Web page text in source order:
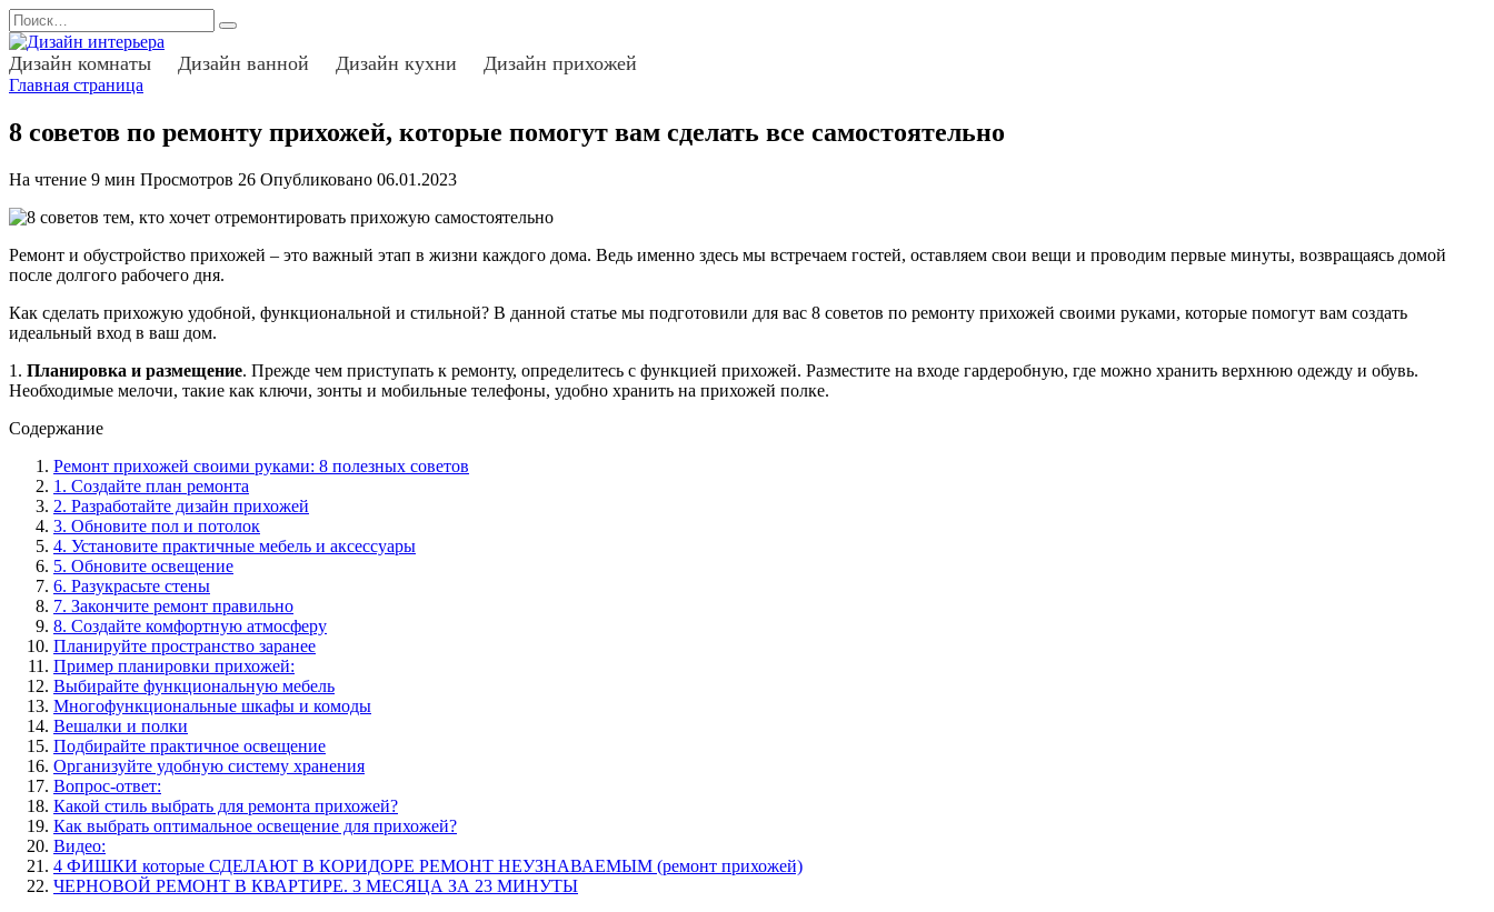
Перейти
к
содержанию
Search
for:
Дизайн комнаты Дизайн ванной Дизайн кухни Дизайн прихожей
Главная страница
8 советов по ремонту прихожей, которые помогут вам сделать все самостоятельно
На чтение 9 мин Просмотров 26 Опубликовано 06.01.2023
Ремонт и обустройство прихожей – это важный этап в жизни каждого дома. Ведь именно здесь мы встречаем гостей, оставляем свои вещи и проводим первые минуты, возвращаясь домой
после долгого рабочего дня.
Как сделать прихожую удобной, функциональной и стильной? В данной статье мы подготовили для вас 8 советов по ремонту прихожей своими руками, которые помогут вам создать
идеальный вход в ваш дом.
1. Планировка и размещение. Прежде чем приступать к ремонту, определитесь с функцией прихожей. Разместите на входе гардеробную, где можно хранить верхнюю одежду и обувь.
Необходимые мелочи, такие как ключи, зонты и мобильные телефоны, удобно хранить на прихожей полке.
Содержание
Ремонт прихожей своими руками: 8 полезных советов
1. Создайте план ремонта
2. Разработайте дизайн прихожей
3. Обновите пол и потолок
4. Установите практичные мебель и аксессуары
5. Обновите освещение
6. Разукрасьте стены
7. Закончите ремонт правильно
8. Создайте комфортную атмосферу
Планируйте пространство заранее
Пример планировки прихожей:
Выбирайте функциональную мебель
Многофункциональные шкафы и комоды
Вешалки и полки
Подбирайте практичное освещение
Организуйте удобную систему хранения
Вопрос-ответ:
Какой стиль выбрать для ремонта прихожей?
Как выбрать оптимальное освещение для прихожей?
Видео:
4 ФИШКИ которые СДЕЛАЮТ В КОРИДОРЕ РЕМОНТ НЕУЗНАВАЕМЫМ (ремонт прихожей)
ЧЕРНОВОЙ РЕМОНТ В КВАРТИРЕ. 3 МЕСЯЦА ЗА 23 МИНУТЫ